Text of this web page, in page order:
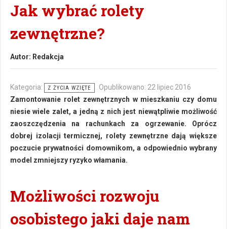
Jak wybrać rolety
zewnętrzne?
Autor: Redakcja
Kategoria: Z ŻYCIA WZIĘTE
Opublikowano: 22 lipiec 2016
Zamontowanie rolet zewnętrznych w mieszkaniu czy domu
niesie wiele zalet, a jedną z nich jest niewątpliwie możliwość
zaoszczędzenia na rachunkach za ogrzewanie. Oprócz
dobrej izolacji termicznej, rolety zewnętrzne dają większe
poczucie prywatności domownikom, a odpowiednio wybrany
model zmniejszy ryzyko włamania.
Możliwości rozwoju
osobistego jaki daje nam